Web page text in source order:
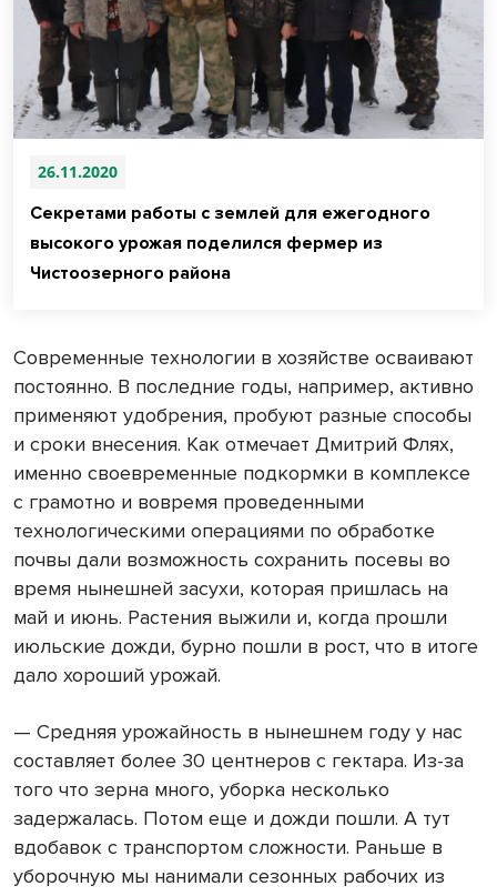
26.11.2020
Секретами работы с землей для ежегодного
высокого урожая поделился фермер из
Чистоозерного района
Современные технологии в хозяйстве осваивают
постоянно. В последние годы, например, активно
применяют удобрения, пробуют разные способы
и сроки внесения. Как отмечает Дмитрий Флях,
именно своевременные подкормки в комплексе
с грамотно и вовремя проведенными
технологическими операциями по обработке
почвы дали возможность сохранить посевы во
время нынешней засухи, которая пришлась на
май и июнь. Растения выжили и, когда прошли
июльские дожди, бурно пошли в рост, что в итоге
дало хороший урожай.
— Средняя урожайность в нынешнем году у нас
составляет более 30 центнеров с гектара. Из-за
того что зерна много, уборка несколько
задержалась. Потом еще и дожди пошли. А тут
вдобавок с транспортом сложности. Раньше в
уборочную мы нанимали сезонных рабочих из